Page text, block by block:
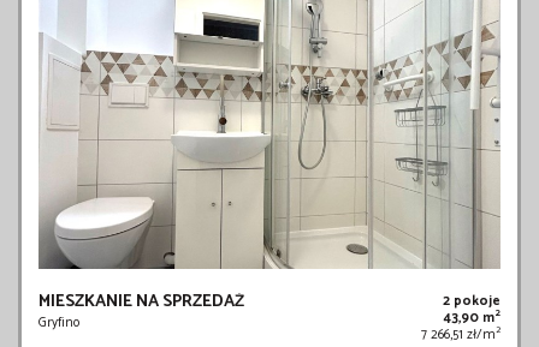
MIESZKANIE NA SPRZEDAŻ
Gryfino
2 pokoje
43,90 m2
7 266,51 zł/m2